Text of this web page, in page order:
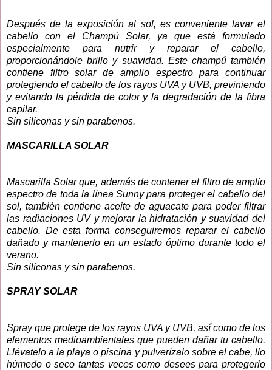
Después de la exposición al sol, es conveniente lavar el
cabello con el Champú Solar, ya que está formulado
especialmente para nutrir y reparar el cabello,
proporcionándole brillo y suavidad. Este champú también
contiene filtro solar de amplio espectro para continuar
protegiendo el cabello de los rayos UVA y UVB, previniendo
y evitando la pérdida de color y la degradación de la fibra
capilar.
Sin siliconas y sin parabenos.
MASCARILLA SOLAR
Mascarilla Solar que, además de contener el filtro de amplio
espectro de toda la línea Sunny para proteger el cabello del
sol, también contiene aceite de aguacate para poder filtrar
las radiaciones UV y mejorar la hidratación y suavidad del
cabello. De esta forma conseguiremos reparar el cabello
dañado y mantenerlo en un estado óptimo durante todo el
verano.
Sin siliconas y sin parabenos.
SPRAY SOLAR
Spray que protege de los rayos UVA y UVB, así como de los
elementos medioambientales que pueden dañar tu cabello.
Llévatelo a la playa o piscina y pulverízalo sobre el cabe, llo
húmedo o seco tantas veces como desees para protegerlo